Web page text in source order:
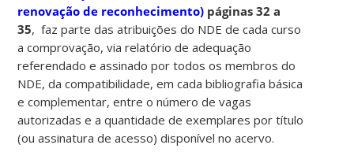
renovação de reconhecimento) páginas 32 a
35, faz parte das atribuições do NDE de cada curso
a comprovação, via relatório de adequação
referendado e assinado por todos os membros do
NDE, da compatibilidade, em cada bibliografia básica
e complementar, entre o número de vagas
autorizadas e a quantidade de exemplares por título
(ou assinatura de acesso) disponível no acervo.